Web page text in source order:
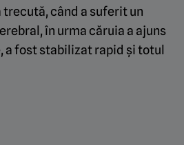
când a suferit un
în urma căruia a ajuns
a fost stabilizat rapid și totul